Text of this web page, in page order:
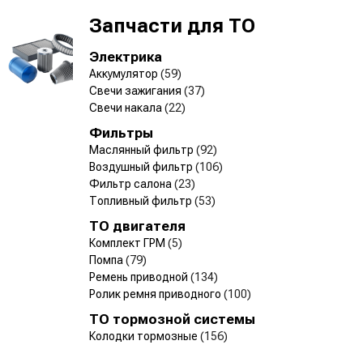
Запчасти для ТО
Электрика
Аккумулятор (59)
Свечи зажигания (37)
Свечи накала (22)
Фильтры
Маслянный фильтр (92)
Воздушный фильтр (106)
Фильтр салона (23)
Топливный фильтр (53)
ТО двигателя
Комплект ГРМ (5)
Помпа (79)
Ремень приводной (134)
Ролик ремня приводного (100)
ТО тормозной системы
Колодки тормозные (156)